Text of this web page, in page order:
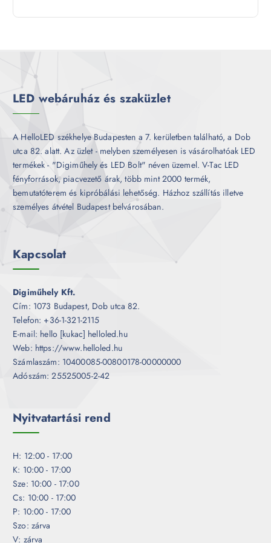
é
r
t
LED webáruház és szaküzlet
A HelloLED székhelye Budapesten a 7. kerületben található, a Dob
utca 82. alatt. Az üzlet - melyben személyesen is vásárolhatóak LED
termékek - "Digiműhely és LED Bolt" néven üzemel. V-Tac LED
fényforrások, piacvezető árak, több mint 2000 termék,
bemutatóterem és kipróbálási lehetőség. Házhoz szállítás illetve
személyes átvétel Budapest belvárosában.
Kapcsolat
Digiműhely Kft.
Cím: 1073 Budapest, Dob utca 82.
Telefon: +36-1-321-2115
E-mail: hello [kukac] helloled.hu
Web: https://www.helloled.hu
Számlaszám: 10400085-00800178-00000000
Adószám: 25525005-2-42
Nyitvatartási rend
H: 12:00 - 17:00
K: 10:00 - 17:00
Sze: 10:00 - 17:00
Cs: 10:00 - 17:00
P: 10:00 - 17:00
Szo: zárva
V: zárva